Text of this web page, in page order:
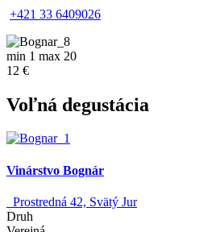
+421 33 6409026
min 1 max 20
12 €
Voľná degustácia
Vinárstvo Bognár
Prostredná 42, Svätý Jur
Druh